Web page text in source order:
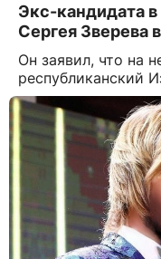
Экс-кандидата
Сергея Зверева
Он заявил, что на
республиканский